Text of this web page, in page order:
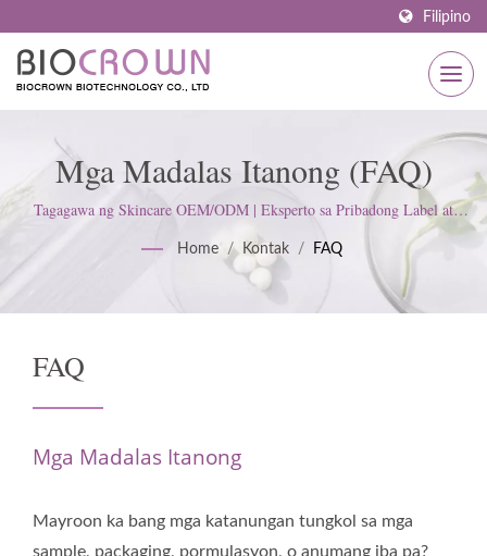
Filipino
Mga Madalas Itanong (FAQ)
Tagagawa ng Skincare OEM/ODM | Eksperto sa Pribadong Label at
Pasadyang Pormulasyon – BIOCROWN
Home / Kontak / FAQ
FAQ
Mga Madalas Itanong
Mayroon ka bang mga katanungan tungkol sa mga
sample, packaging, pormulasyon, o anumang iba pa?